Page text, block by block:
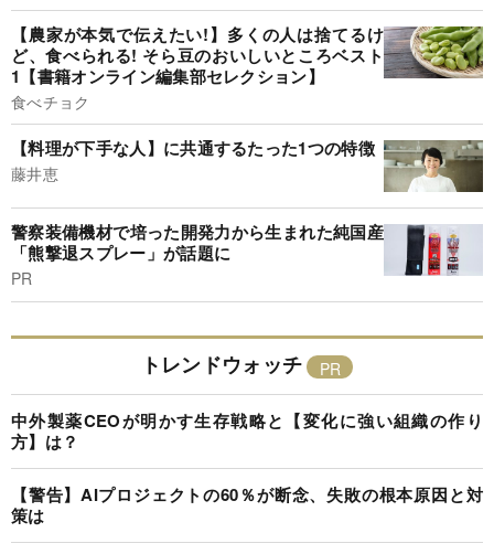
【農家が本気で伝えたい!】多くの人は捨てるけ
ど、食べられる! そら豆のおいしいところベスト
1【書籍オンライン編集部セレクション】
食べチョク
【料理が下手な人】に共通するたった1つの特徴
藤井恵
警察装備機材で培った開発力から生まれた純国産
「熊撃退スプレー」が話題に
PR
トレンドウォッチ
中外製薬CEOが明かす生存戦略と【変化に強い組織の作り
方】は？
【警告】AIプロジェクトの60％が断念、失敗の根本原因と対
策は